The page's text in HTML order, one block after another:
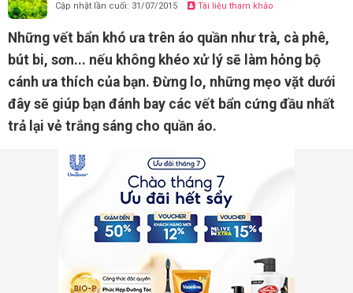
Cập nhật lần cuối: 31/07/2015 Tài liệu tham khảo
Những vết bẩn khó ưa trên áo quần như trà, cà phê,
bút bi, sơn... nếu không khéo xử lý sẽ làm hỏng bộ
cánh ưa thích của bạn. Đừng lo, những mẹo vặt dưới
đây sẽ giúp bạn đánh bay các vết bẩn cứng đầu nhất
trả lại vẻ trắng sáng cho quần áo.